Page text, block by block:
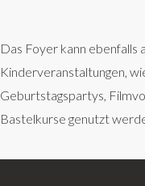
Das Foyer kann ebenfalls
Kinderveranstaltungen,
Geburtstagspartys,
Bastelkurse genutzt
direkte Anbindung des
Foyer-Bar, in der Getränke und
hergerichtet werden
angerichtet für eine